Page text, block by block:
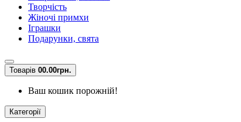
Творчість
Жіночі примхи
Іграшки
Подарунки, свята
Товарів 00.00грн.
Ваш кошик порожній!
Категорії